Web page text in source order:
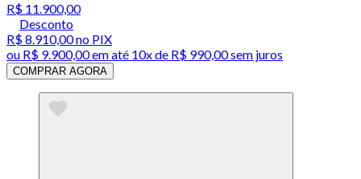
R$ 11.900,00
Desconto
R$ 8.910,00no PIX
ou R$ 9.900,00em até 10x de R$ 990,00 sem juros
COMPRAR AGORA